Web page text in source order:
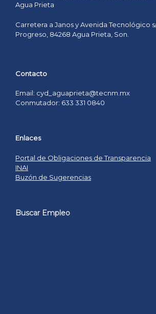
Agua Prieta
Carretera a Janos y Avenida Tecnológico
Progreso, 84268 Agua Prieta, Son.
Contacto
Email: cyd_aguaprieta@tecnm.mx
Conmutador: 633 331 0840
Enlaces
Portal de Obligaciones de Transparencia
INAI
Buzón de Sugerencias
Buscar Empleo